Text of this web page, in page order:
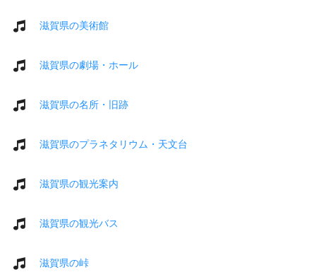
滋賀県の美術館
滋賀県の劇場・ホール
滋賀県の名所・旧跡
滋賀県のプラネタリウム・天文台
滋賀県の観光案内
滋賀県の観光バス
滋賀県の峠